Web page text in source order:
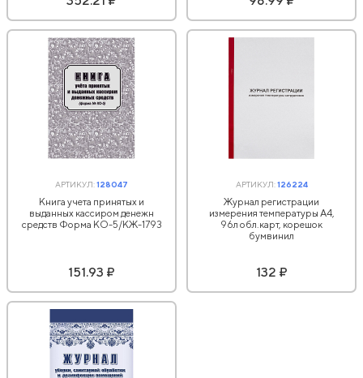
АРТИКУЛ:128047
Книга учета принятых и
выданных кассиром денежн
средств Форма КО-5/КЖ-1793
151.93 ₽
АРТИКУЛ:126224
Журнал регистрации
измерения температуры А4,
96л обл.карт, корешок
бумвинил
132 ₽